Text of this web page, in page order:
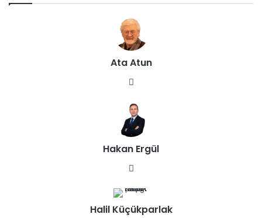
Ata Atun
esi
Hakan Ergül
sit
esi
Halil Küçükparlak